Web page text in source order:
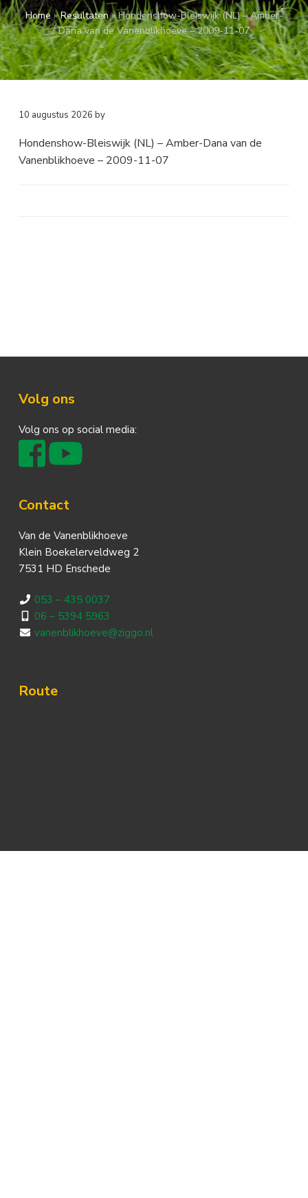
a
v
i
g
a
o
u
d
k
s
t
Home»Resultaten»Hondenshow-Bleiswijk (NL) – Amber-
Dana van de Vanenblikhoeve – 2009-11-07
10 augustus 2026 by
Hondenshow-Bleiswijk (NL) – Amber-Dana van de
Vanenblikhoeve – 2009-11-07
Footer
Volg ons
Volg ons op social media:
Contact
Van de Vanenblikhoeve
Klein Boekelerveldweg 2
7531 HD Enschede
053 – 435 0037
06 – 5394 5963
vanenblikhoeve@ziggo.nl
Route